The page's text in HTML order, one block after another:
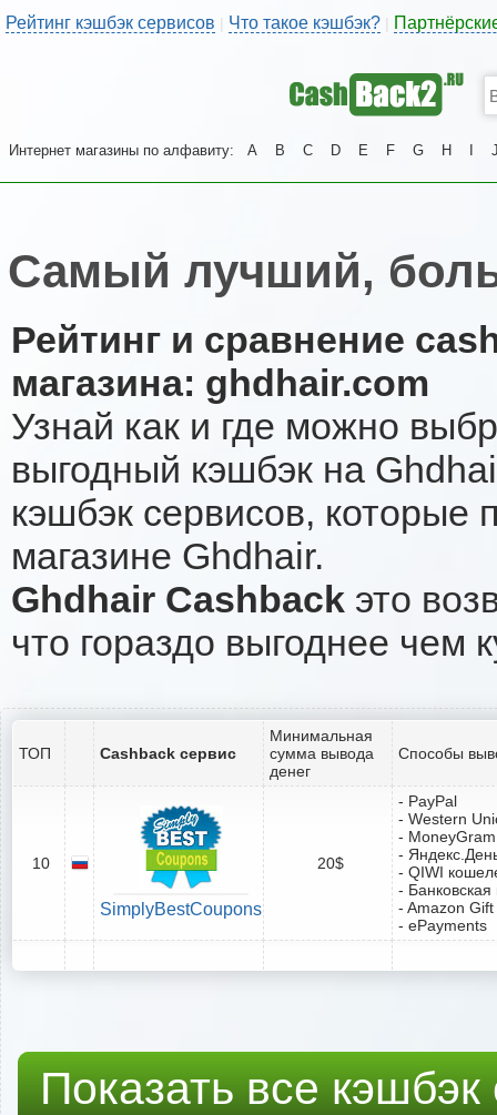
Рейтинг кэшбэк сервисов | Что такое кэшбэк?
Интернет магазины по алфавиту: A B C D E F G H
Самый лучший,
Рейтинг и сравнение
магазина: ghdhair.com
Узнай как и где можно
выгодный кэшбэк на
кэшбэк сервисов, которые
магазине Ghdhair.
Ghdhair Cashback это
что гораздо выгоднее чем
ТОП Cashback сервис
Минимальная
сумма вывода
денег
Способы
10
SimplyBestCoupons
20$
- PayPal
- Western
- MoneyGram
-
- QIWI
-
- Amazon
- ePayments
Показать все